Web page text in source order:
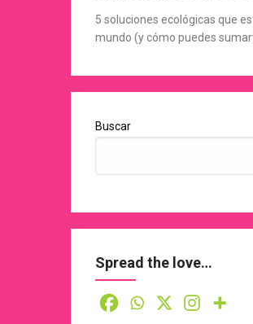
5 soluciones ecológicas que
mundo (y cómo puedes
Buscar
Spread the love…